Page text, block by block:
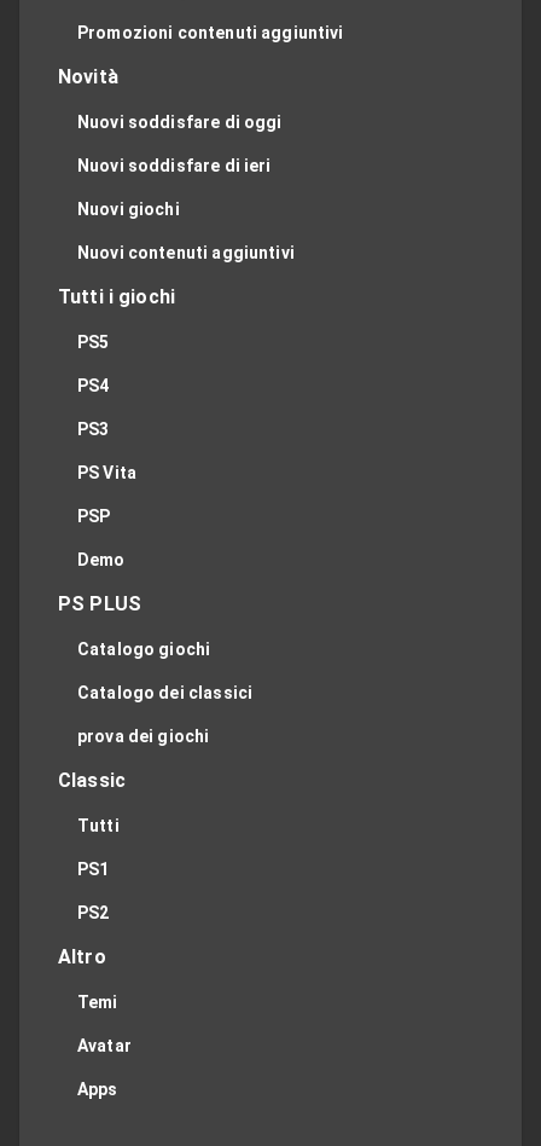
Promozioni contenuti aggiuntivi
Novità
Nuovi soddisfare di oggi
Nuovi soddisfare di ieri
Nuovi giochi
Nuovi contenuti aggiuntivi
Tutti i giochi
PS5
PS4
PS3
PS Vita
PSP
Demo
PS PLUS
Catalogo giochi
Catalogo dei classici
prova dei giochi
Classic
Tutti
PS1
PS2
Altro
Temi
Avatar
Apps